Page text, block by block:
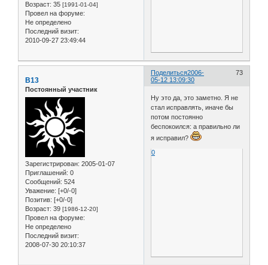
Возраст: 35 [1991-01-04]
Провел на форуме:
Не определено
Последний визит:
2010-09-27 23:49:44
Поделиться 73
2006-
05-12 13:09:30
B13
Постоянный участник
Зарегистрирован: 2005-01-07
Приглашений: 0
Сообщений: 524
Уважение: [+0/-0]
Позитив: [+0/-0]
Возраст: 39 [1986-12-20]
Провел на форуме:
Не определено
Последний визит:
2008-07-30 20:10:37
Ну это да, это заметно. Я не
стал исправлять, иначе бы
потом постоянно
беспокоился: а правильно ли
я исправил?
0